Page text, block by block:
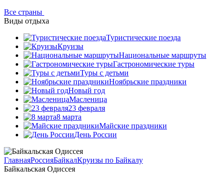
Все страны
Виды отдыха
Туристические поезда
Круизы
Национальные маршруты
Гастрономические туры
Туры с детьми
Ноябрьские праздники
Новый год
Масленица
23 февраля
8 марта
Майские праздники
День России
ГлавнаяРоссияБайкалКруизы по Байкалу
Байкальская Одиссея